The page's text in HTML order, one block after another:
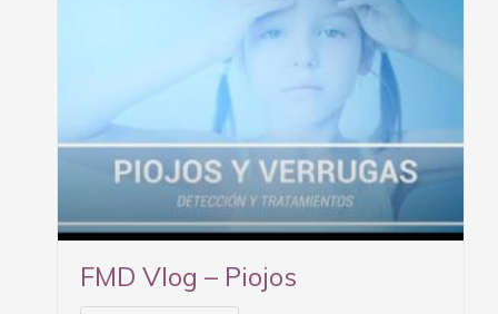
FMD Vlog – Piojos